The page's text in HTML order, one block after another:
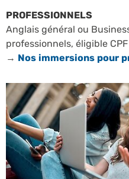
PROFESSIONNELS
Anglais général ou
professionnels, éligible
→ Nos immersions pour